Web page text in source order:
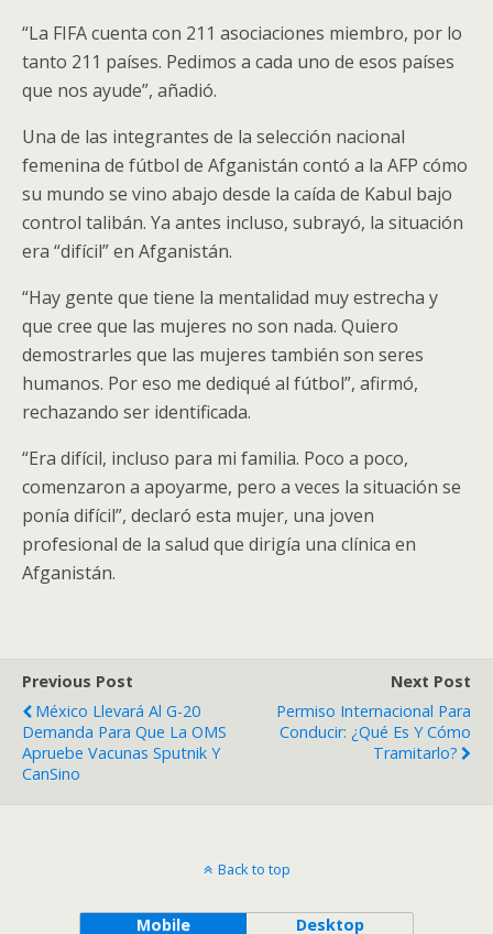
“La FIFA cuenta con 211 asociaciones miembro, por lo
tanto 211 países. Pedimos a cada uno de esos países
que nos ayude”, añadió.
Una de las integrantes de la selección nacional
femenina de fútbol de Afganistán contó a la AFP cómo
su mundo se vino abajo desde la caída de Kabul bajo
control talibán. Ya antes incluso, subrayó, la situación
era “difícil” en Afganistán.
“Hay gente que tiene la mentalidad muy estrecha y
que cree que las mujeres no son nada. Quiero
demostrarles que las mujeres también son seres
humanos. Por eso me dediqué al fútbol”, afirmó,
rechazando ser identificada.
“Era difícil, incluso para mi familia. Poco a poco,
comenzaron a apoyarme, pero a veces la situación se
ponía difícil”, declaró esta mujer, una joven
profesional de la salud que dirigía una clínica en
Afganistán.
Previous Post
México Llevará Al G-20
Demanda Para Que La OMS
Apruebe Vacunas Sputnik Y
CanSino
Next Post
Permiso Internacional Para
Conducir: ¿Qué Es Y Cómo
Tramitarlo?
Back to top
Mobile Desktop